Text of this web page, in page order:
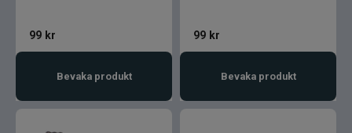
99 kr
Bevaka produkt
99 kr
Bevaka produkt